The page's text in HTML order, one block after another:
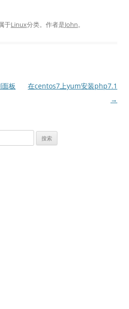
于Linux分类。 作者是John。
板
在centos7上yum安装php7.1
→